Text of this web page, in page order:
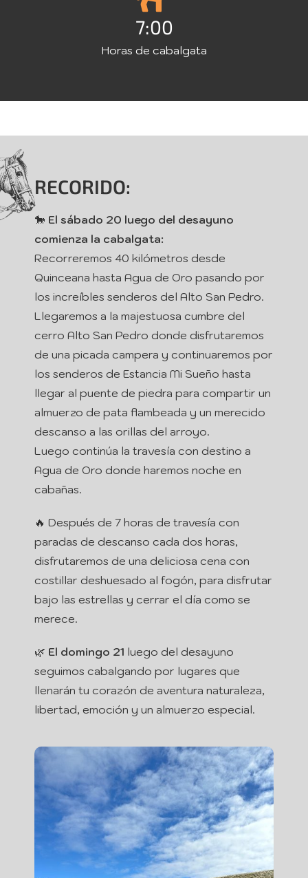
7:00
Horas de cabalgata
RECORIDO:
🐎 El sábado 20 luego del desayuno
comienza la cabalgata:
Recorreremos 40 kilómetros desde
Quinceana hasta Agua de Oro pasando por
los increíbles senderos del Alto San Pedro.
Llegaremos a la majestuosa cumbre del
cerro Alto San Pedro donde disfrutaremos
de una picada campera y continuaremos por
los senderos de Estancia Mi Sueño hasta
llegar al puente de piedra para compartir un
almuerzo de pata flambeada y un merecido
descanso a las orillas del arroyo.
Luego continúa la travesía con destino a
Agua de Oro donde haremos noche en
cabañas.
🔥 Después de 7 horas de travesía con
paradas de descanso cada dos horas,
disfrutaremos de una deliciosa cena con
costillar deshuesado al fogón, para disfrutar
bajo las estrellas y cerrar el día como se
merece.
🌿 El domingo 21 luego del desayuno
seguimos cabalgando por lugares que
llenarán tu corazón de aventura naturaleza,
libertad, emoción y un almuerzo especial.